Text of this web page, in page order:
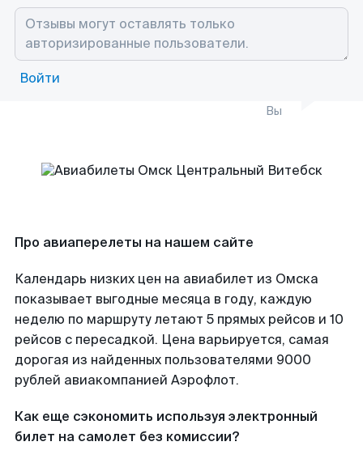
Войти
Вы
Про авиаперелеты на нашем сайте
Календарь низких цен на авиабилет из Омска
показывает выгодные месяца в году, каждую
неделю по маршруту летают 5 прямых рейсов и 10
рейсов с пересадкой. Цена варьируется, самая
дорогая из найденных пользователями 9000
рублей авиакомпанией Аэрофлот.
Как еще сэкономить используя электронный
билет на самолет без комиссии?